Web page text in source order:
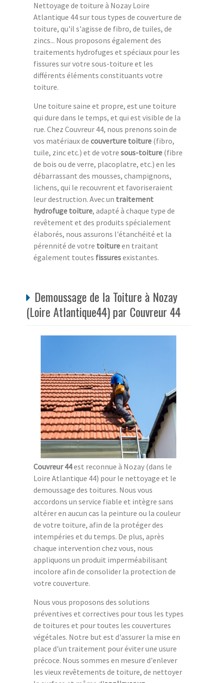
Nettoyage de toiture à Nozay Loire
Atlantique 44 sur tous types de couverture de
toiture, qu'il s'agisse de fibro, de tuiles, de
zincs... Nous proposons également des
traitements hydrofuges et spéciaux pour les
fissures sur votre sous-toiture et les
différents éléments constituants votre
toiture.
Une toiture saine et propre, est une toiture
qui dure dans le temps, et qui est visible de la
rue. Chez Couvreur 44, nous prenons soin de
vos matériaux de couverture toiture (fibro,
tuile, zinc etc.) et de votre sous-toiture (fibre
de bois ou de verre, placoplatre, etc.) en les
débarrassant des mousses, champignons,
lichens, qui le recouvrent et favoriseraient
leur destruction. Avec un traitement
hydrofuge toiture, adapté à chaque type de
revêtement et des produits spécialement
élaborés, nous assurons l'étanchéité et la
pérennité de votre toitureen traitant
également toutes fissuresexistantes.
Demoussage de la Toiture à Nozay
(Loire Atlantique44) par Couvreur 44
Couvreur 44est reconnue à Nozay (dans le
Loire Atlantique 44) pour le nettoyage et le
demoussage des toitures. Nous vous
accordons un service fiable et intègre sans
altérer en aucun cas la peinture ou la couleur
de votre toiture, afin de la protéger des
intempéries et du temps. De plus, après
chaque intervention chez vous, nous
appliquons un produit imperméabilisant
incolore afin de consolider la protection de
votre couverture.
Nous vous proposons des solutions
préventives et correctives pour tous les types
de toitures et pour toutes les couvertures
végétales. Notre but est d'assurer la mise en
place d'un traitement pour éviter une usure
précoce. Nous sommes en mesure d'enlever
les vieux revêtements de toiture, de nettoyer